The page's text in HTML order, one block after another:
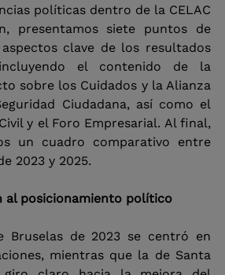
políticas dentro de la CELAC
presentamos siete puntos de
clave de los resultados
el contenido de la
sobre los Cuidados y la Alianza
Ciudadana, así como el
y el Foro Empresarial. Al final,
un cuadro comparativo entre
2023 y 2025.
al posicionamiento político
Bruselas de 2023 se centró en
mientras que la de Santa